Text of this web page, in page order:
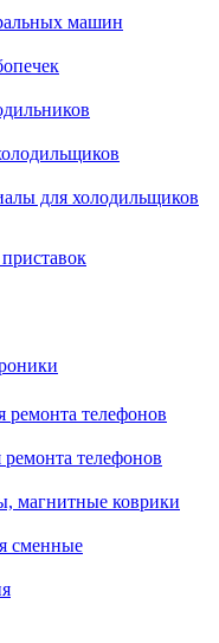
машин
для холодильщиков
ремонта телефонов
телефонов
магнитные коврики
сменные